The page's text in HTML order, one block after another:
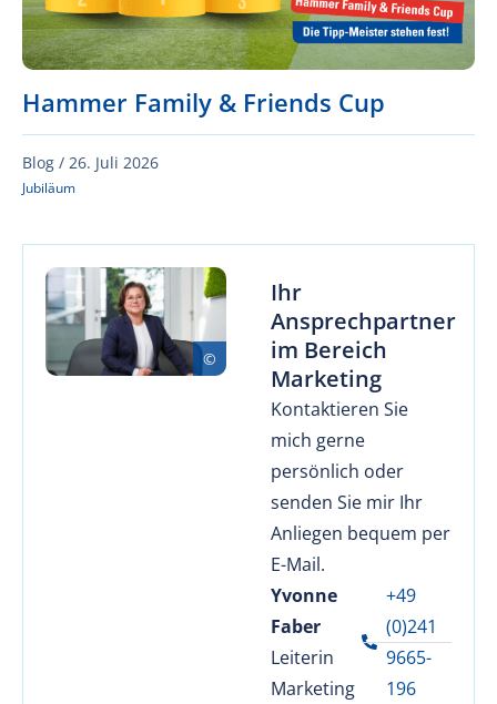
Hammer Family & Friends Cup
Blog / 26. Juli 2026
Jubiläum
Ihr
Ansprechpartner
im Bereich
Marketing
Kontaktieren Sie
mich gerne
persönlich oder
senden Sie mir Ihr
Anliegen bequem per
E-Mail.
Yvonne
Faber
Leiterin
Marketing
+49
(0)241
9665-
196